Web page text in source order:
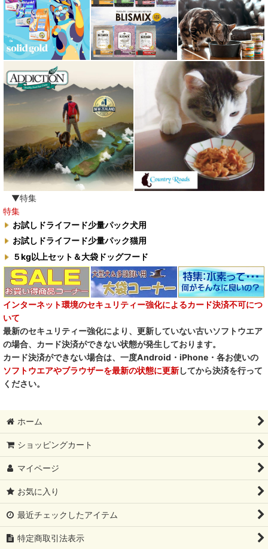
▼特集
特集
お試しドライフード少量パック犬用
お試しドライフード少量パック猫用
５kg以上セット＆大袋ドッグフード
インターネット環境のセキュリティー強化によるカード決済不可につ
いて
最新のセキュリティー強化により、更新していない古いソフトウエア
の場合、カード決済ができない状態が発生しております。
カード決済ができない場合は、一度Android・iPhone・各お使いの
ソフトウエアやブラウザーを最新の状態に更新してから決済を行って
ください。
ホーム
ショッピングカート
マイページ
お気に入り
最近チェックしたアイテム
特定商取引法表示